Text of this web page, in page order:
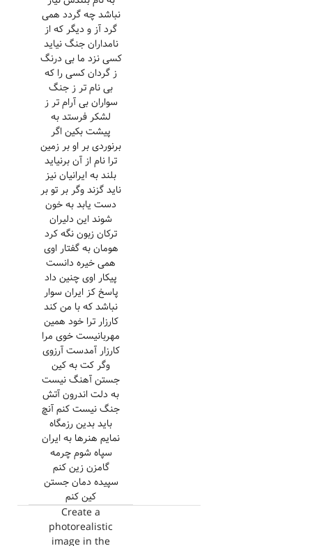
نباشد چه گردد همی
گرد آز و دیگر که از
نامداران جنگ نیاید
کسی نزد ما بی درنگ
ز گردان کسی را که
بی نام تر ز جنگ
سواران بی آرام تر ز
لشکر فرستد به
پیشت بکین اگر
برنوردی بر او بر زمین
ترا نام از آن برنیاید
بلند به ایرانیان نیز
ناید گزند وگر بر تو بر
دست یابد به خون
شوند این دلیران
ترکان زبون نگه کرد
هومان به گفتار اوی
همی خیره دانست
پیکار اوی چنین داد
پاسخ کز ایران سوار
نباشد که با من کند
کارزار ترا خود همین
مهربانیست خوی مرا
کارزار آمدست آرزوی
وگر کت به کین
جستن آهنگ نیست
به دلت اندرون آتش
جنگ نیست کنم آنچ
باید بدین رزمگاه
نمایم هنرها به ایران
سپاه شوم چرمه
گامزن زین کنم
سپیده دمان جستن
کین کنم
Create a
photorealistic
image in the